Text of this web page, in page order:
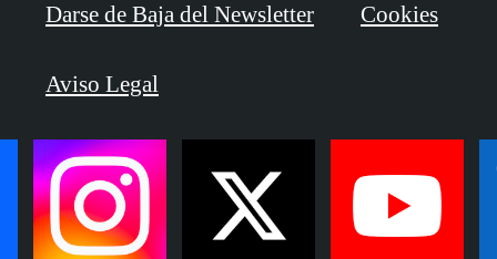
Darse de Baja del Newsletter Cookies
Aviso Legal